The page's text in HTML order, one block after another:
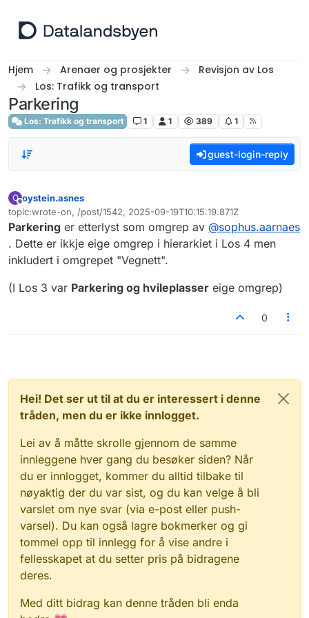
Hjem Arenaer og prosjekter
Revisjon av Los
Los: Trafikk og transport
Parkering
Los: Trafikk og transport 1 1 389 1
guest-login-reply
O
Frakoblet
oystein.asnes
topic:wrote-on, /post/1542, 2025-09-19T10:15:19.871Z
Sist endret av
Parkering er etterlyst som omgrep av @sophus.aarnaes
. Dette er ikkje eige omgrep i hierarkiet i Los 4 men
inkludert i omgrepet "Vegnett".
(I Los 3 var Parkering og hvileplasser eige omgrep)
0
Hei! Det ser ut til at du er interessert i denne
tråden, men du er ikke innlogget.
Lei av å måtte skrolle gjennom de samme
innleggene hver gang du besøker siden? Når
du er innlogget, kommer du alltid tilbake til
nøyaktig der du var sist, og du kan velge å bli
varslet om nye svar (via e-post eller push-
varsel). Du kan også lagre bokmerker og gi
tommel opp til innlegg for å vise andre i
fellesskapet at du setter pris på bidragene
deres.
Med ditt bidrag kan denne tråden bli enda